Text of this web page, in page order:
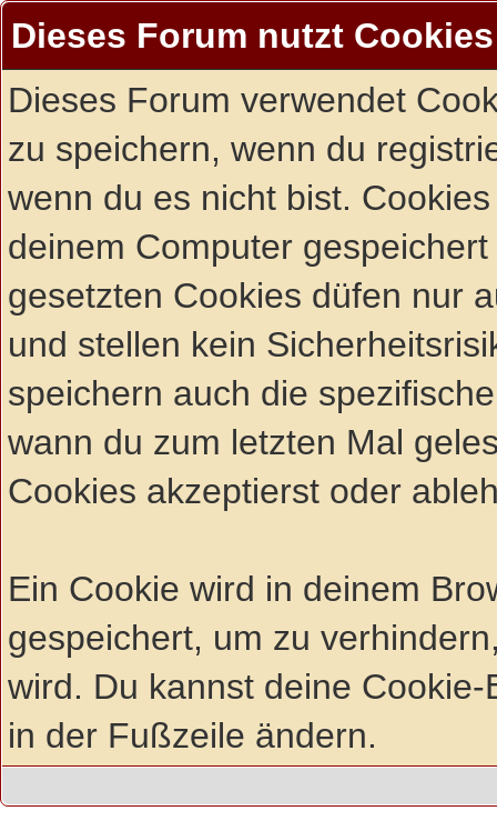
Dieses Forum nutzt Cookies
Dieses Forum verwendet
zu speichern, wenn du
wenn du es nicht bist.
deinem Computer
gesetzten Cookies düfen nur
und stellen kein
speichern auch die
wann du zum letzten Mal
Cookies akzeptierst oder
Ein Cookie wird in deinem
gespeichert, um zu
wird. Du kannst deine
in der Fußzeile ändern.